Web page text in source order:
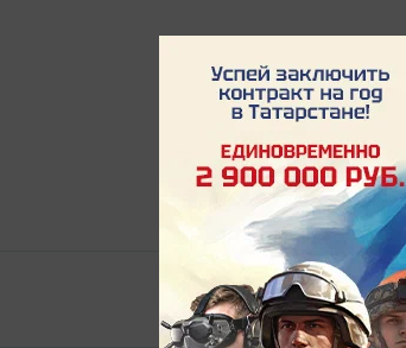
Главная Төрле